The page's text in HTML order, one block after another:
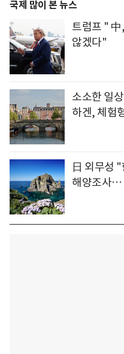
국제 많이 본 뉴스
트럼프 " 中
않겠다"
소소한 일
하겐, 체험
日 외무성
해양조사…